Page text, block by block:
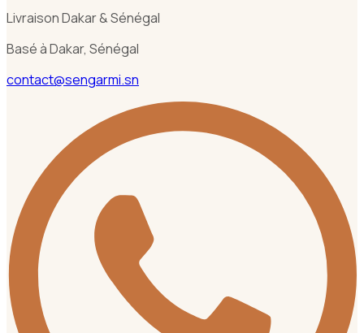
Livraison Dakar & Sénégal
Basé à Dakar, Sénégal
contact@sengarmi.sn